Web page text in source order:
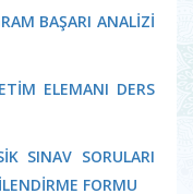
BAŞARI ANALİZİ
ELEMANI DERS
SINAV SORULARI
FORMU